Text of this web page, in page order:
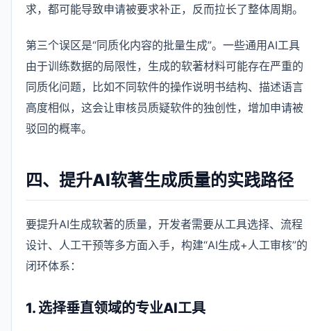
求，都可能导致申请被要求补正，反而拉长了整体周期。
第三个误区是“同质化内容的批量生成”。一些通用AI工具
由于训练数据的局限性，生成的软著材料可能存在严重的
同质化问题，比如不同软件的操作说明书结构、描述语言
高度相似，这会让审核员质疑软件的独创性，增加申请被
驳回的概率。
四、提升AI软著生成质量的实践路径
要提升AI生成软著的质量，开发者需要从工具选择、流程
设计、人工干预等多方面入手，构建“AI生成+人工审核”的
闭环体系：
1. 选择垂直领域的专业AI工具